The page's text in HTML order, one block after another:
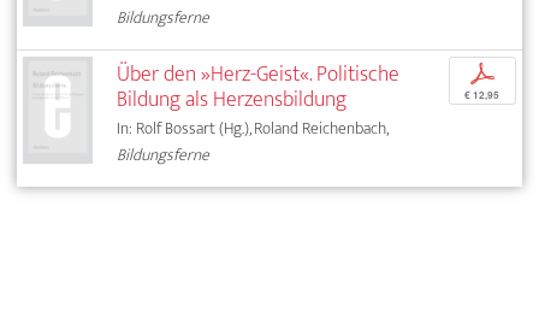
Bildungsferne
Über den »Herz-Geist«. Politische
Bildung als Herzensbildung
In: Rolf Bossart (Hg.), Roland Reichenbach,
Bildungsferne
p
€ 12,95